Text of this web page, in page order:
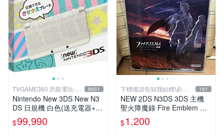
TVGAME360 恐龍電玩-台
中店
8651
Nintendo New 3DS New N3
DS 日規機 白色(送充電器+保
護貼)【台中恐龍電玩】
$99,990
下標後請告知我結標!必看
關於我
191
NEW 2DS N3DS 3DS 主機
聖火降魔錄 Fire Emblem 覺
醒 音樂CD 原聲精選集 日版
$1,200